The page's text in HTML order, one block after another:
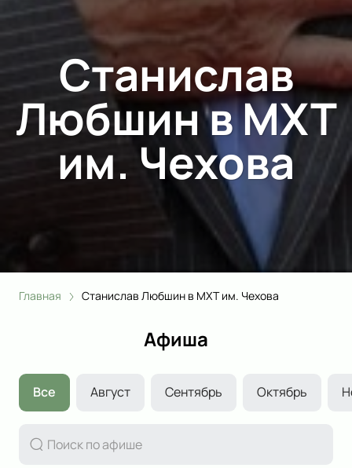
Станислав
Любшин в МХТ
им. Чехова
Главная Станислав Любшин в МХТ им. Чехова
Афиша
Все Август Сентябрь Октябрь